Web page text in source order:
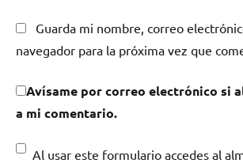
Guarda mi nombre, correo
navegador para la próxima vez que
Avísame por correo electrónico si
a mi comentario.
Al usar este formulario accedes al